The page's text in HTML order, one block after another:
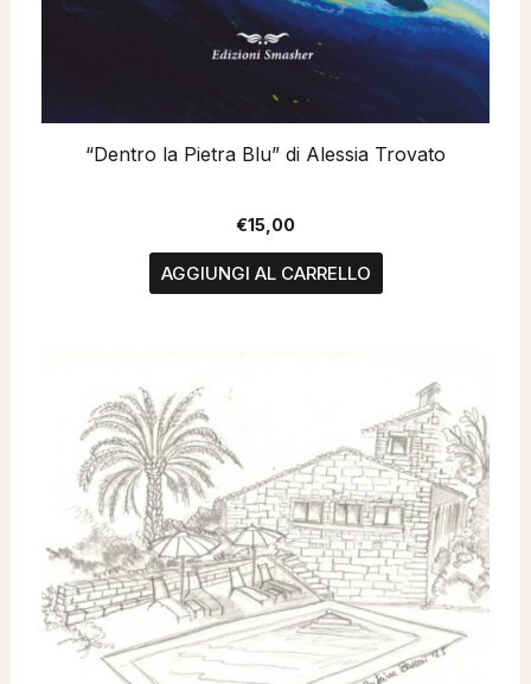
“Dentro la Pietra Blu” di Alessia Trovato
€15,00
AGGIUNGI AL CARRELLO